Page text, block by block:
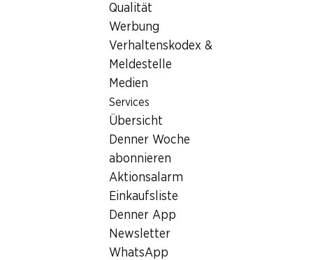
Qualität
Werbung
Verhaltenskodex &
Meldestelle
Medien
Services
Übersicht
Denner Woche
abonnieren
Aktionsalarm
Einkaufsliste
Denner App
Newsletter
WhatsApp
Was andere Kunden kaufen
Vitamin Well Reload
Zitronen-/Limetten-Geschmack,